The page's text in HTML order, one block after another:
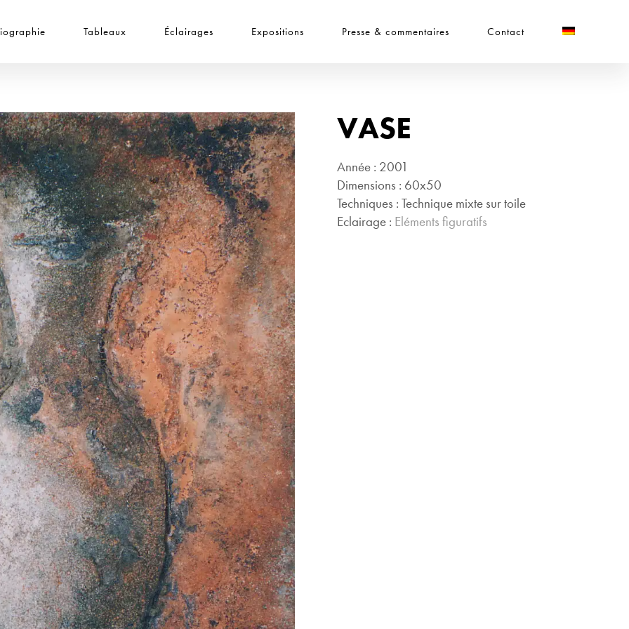
Tableaux Éclairages Expositions Presse & commentaires Contact
VASE
Année : 2001
Dimensions : 60x50
Techniques : Technique mixte sur toile
Eclairage : Eléments figuratifs